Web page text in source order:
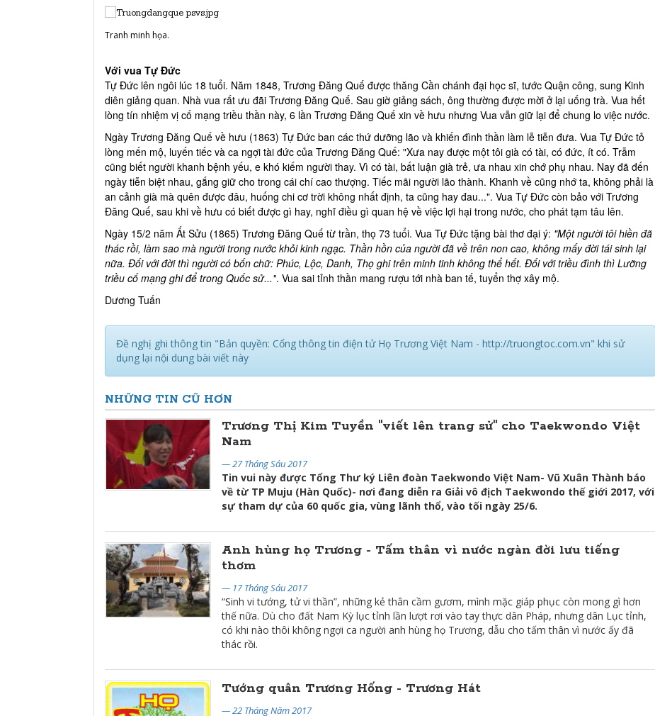
Tranh minh họa.
Với vua Tự Đức
Tự Đức lên ngôi lúc 18 tuổi. Năm 1848, Trương Đăng Quế được thăng Cần chánh đại học sĩ, tước Quận công, sung Kinh
diên giảng quan. Nhà vua rất ưu đãi Trương Đăng Quế. Sau giờ giảng sách, ông thường được mời ở lại uống trà. Vua hết
lòng tín nhiệm vị cố mạng triều thần này, 6 lần Trương Đăng Quế xin về hưu nhưng Vua vẫn giữ lại để chung lo việc nước.
Ngày Trương Đăng Quế về hưu (1863) Tự Đức ban các thứ dưỡng lão và khiến đình thần làm lễ tiễn đưa. Vua Tự Đức tỏ
lòng mến mộ, luyến tiếc và ca ngợi tài đức của Trương Đăng Quế: "Xưa nay được một tôi già có tài, có đức, ít có. Trẫm
cũng biết người khanh bệnh yếu, e khó kiếm người thay. Vì có tài, bất luận già trẻ, ưa nhau xin chớ phụ nhau. Nay đã đến
ngày tiễn biệt nhau, gắng giữ cho trong cái chí cao thượng. Tiếc mãi người lão thành. Khanh về cũng nhớ ta, không phải là
an cảnh già mà quên được đâu, huống chi cơ trời không nhất định, ta cũng hay đau...". Vua Tự Đức còn bảo với Trương
Đăng Quế, sau khi về hưu có biết được gì hay, nghĩ điều gì quan hệ về việc lợi hại trong nước, cho phát tạm tâu lên.
Ngày 15/2 năm Ất Sửu (1865) Trương Đăng Quế từ trần, thọ 73 tuổi. Vua Tự Đức tặng bài thơ đại ý: "Một người tôi hiền đã
thác rồi, làm sao mà người trong nước khỏi kinh ngạc. Thần hồn của người đã về trên non cao, không mấy đời tái sinh lại
nữa. Đối với đời thì người có bốn chữ: Phúc, Lộc, Danh, Thọ ghi trên minh tinh không thể hết. Đối với triều đình thì Lưỡng
triều cố mạng ghi để trong Quốc sử...". Vua sai tỉnh thần mang rượu tới nhà ban tế, tuyển thợ xây mộ.
Dương Tuấn
Đề nghị ghi thông tin "Bản quyền: Cổng thông tin điện tử Họ Trương Việt Nam - http://truongtoc.com.vn" khi sử
dụng lại nội dung bài viết này
NHỮNG TIN CŨ HƠN
Trương Thị Kim Tuyền "viết lên trang sử" cho Taekwondo Việt
Nam
— 27 Tháng Sáu 2017
Tin vui này được Tổng Thư ký Liên đoàn Taekwondo Việt Nam- Vũ Xuân Thành báo
về từ TP Muju (Hàn Quốc)- nơi đang diễn ra Giải vô địch Taekwondo thế giới 2017, với
sự tham dự của 60 quốc gia, vùng lãnh thổ, vào tối ngày 25/6.
Anh hùng họ Trương - Tấm thân vì nước ngàn đời lưu tiếng
thơm
— 17 Tháng Sáu 2017
“Sinh vi tướng, tử vi thần”, những kẻ thân cầm gươm, mình mặc giáp phục còn mong gì hơn
thế nữa. Dù cho đất Nam Kỳ lục tỉnh lần lượt rơi vào tay thực dân Pháp, nhưng dân Lục tỉnh,
có khi nào thôi không ngợi ca người anh hùng họ Trương, dẫu cho tấm thân vì nước ấy đã
thác rồi.
Tướng quân Trương Hống - Trương Hát
— 22 Tháng Năm 2017